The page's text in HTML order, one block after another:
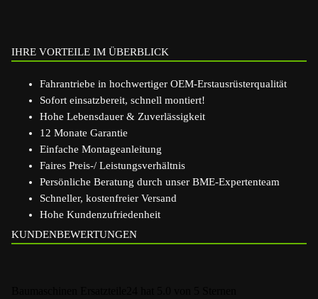
IHRE VORTEILE IM ÜBERBLICK
Fahrantriebe in hochwertiger OEM-Erstausrüsterqualität
Sofort einsatzbereit, schnell montiert!
Hohe Lebensdauer & Zuverlässigkeit
12 Monate Garantie
Einfache Montageanleitung
Faires Preis-/ Leistungsverhältnis
Persönliche Beratung durch unser BME-Expertenteam
Schneller, kostenfreier Versand
Hohe Kundenzufriedenheit
KUNDENBEWERTUNGEN